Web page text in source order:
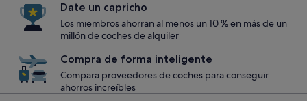
Date un capricho
Los miembros ahorran al menos un 10 % en más de un
millón de coches de alquiler
Compra de forma inteligente
Compara proveedores de coches para conseguir
ahorros increíbles